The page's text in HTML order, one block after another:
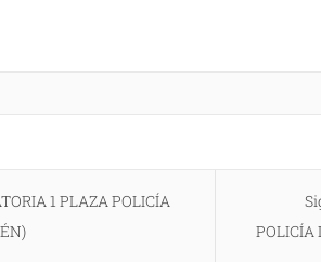
1 PLAZA POLICÍA
POLICÍA